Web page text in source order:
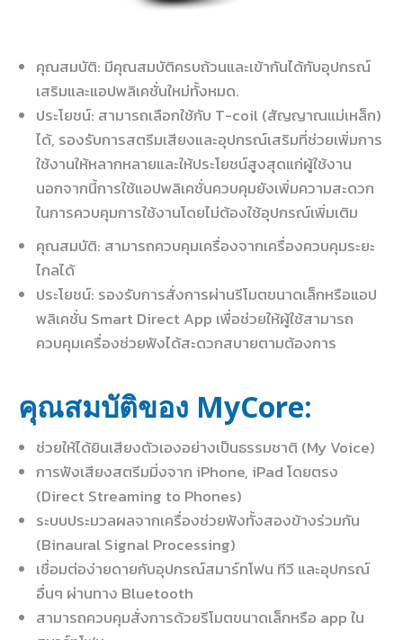
คุณสมบัติ: มีคุณสมบัติครบถ้วนและเข้ากันได้กับอุปกรณ์
เสริมและแอปพลิเคชั่นใหม่ทั้งหมด.
ประโยชน์: สามารถเลือกใช้กับ T-coil (สัญญาณแม่เหล็ก)
ได้, รองรับการสตรีมเสียงและอุปกรณ์เสริมที่ช่วยเพิ่มการ
ใช้งานให้หลากหลายและให้ประโยชน์สูงสุดแก่ผู้ใช้งาน
นอกจากนี้การใช้แอปพลิเคชั่นควบคุมยังเพิ่มความสะดวก
ในการควบคุมการใช้งานโดยไม่ต้องใช้อุปกรณ์เพิ่มเติม
คุณสมบัติ: สามารถควบคุมเครื่องจากเครื่องควบคุมระยะ
ไกลได้
ประโยชน์: รองรับการสั่งการผ่านรีโมตขนาดเล็กหรือแอป
พลิเคชั่น Smart Direct App เพื่อช่วยให้ผู้ใช้สามารถ
ควบคุมเครื่องช่วยฟังได้สะดวกสบายตามต้องการ
คุณสมบัติของ MyCore:
ช่วยให้ได้ยินเสียงตัวเองอย่างเป็นธรรมชาติ (My Voice)
การฟังเสียงสตรีมมิ่งจาก iPhone, iPad โดยตรง
(Direct Streaming to Phones)
ระบบประมวลผลจากเครื่องช่วยฟังทั้งสองข้างร่วมกัน
(Binaural Signal Processing)
เชื่อมต่อง่ายดายกับอุปกรณ์สมาร์ทโฟน ทีวี และอุปกรณ์
อื่นๆ ผ่านทาง Bluetooth
สามารถควบคุมสั่งการด้วยรีโมตขนาดเล็กหรือ app ใน